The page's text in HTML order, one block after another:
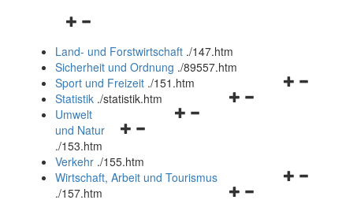
Navigationsmenü
und
schließen
Land- und Forstwirtschaft ./147.htm
Sicherheit und Ordnung ./89557.htm
Navigationsmenü
Sport und Freizeit ./151.htm
Navigationsmenü
Statistik ./statistik.htm
Navigationsmenü
und
schließen
Umwelt
und Natur
./153.htm
Verkehr ./155.htm
Navigationsmenü
Wirtschaft, Arbeit und Tourismus
./157.htm